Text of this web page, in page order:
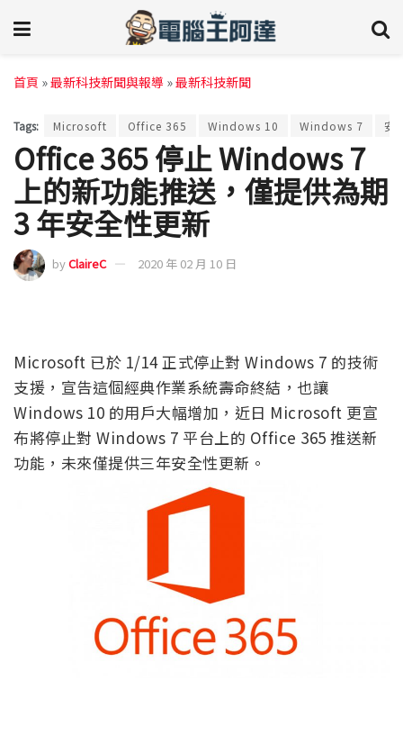
首頁 »最新科技新聞與報導 »最新科技新聞
Tags: Microsoft Office 365 Windows 10 Windows 7 安
Office 365 停止 Windows 7
上的新功能推送，僅提供為期
3 年安全性更新
byClaireC 2020 年 02 月 10 日
Microsoft 已於 1/14 正式停止對 Windows 7 的技術
支援，宣告這個經典作業系統壽命終結，也讓
Windows 10 的用戶大幅增加，近日 Microsoft 更宣
布將停止對 Windows 7 平台上的 Office 365 推送新
功能，未來僅提供三年安全性更新。